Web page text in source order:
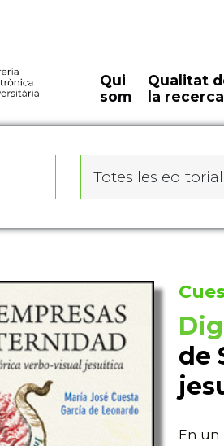
Qui
som
Qualitat
la recerca
Totes les
de
En un